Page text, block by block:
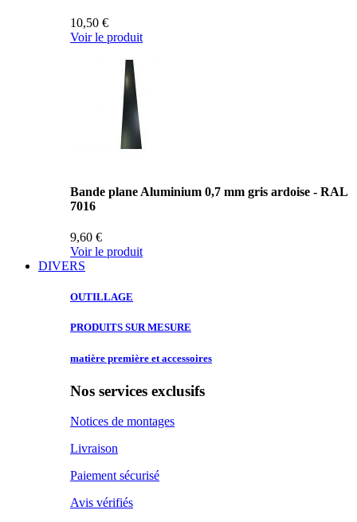
10,50 €
Voir le produit
Bande plane Aluminium 0,7 mm gris ardoise - RAL
7016
9,60 €
Voir le produit
DIVERS
OUTILLAGE
PRODUITS SURMESURE
matière première et accessoires
Nos services exclusifs
Notices de montages
Livraison
Paiement sécurisé
Avis vérifiés